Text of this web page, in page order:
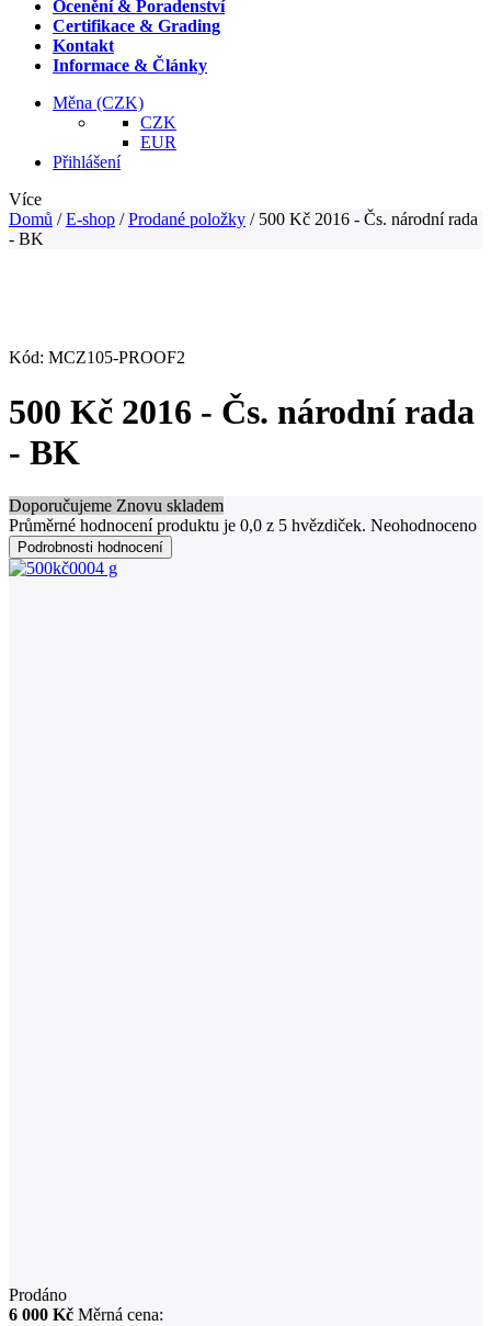
Ocenění & Poradenství
Certifikace & Grading
Kontakt
Informace & Články
Měna (CZK)
CZK
EUR
Přihlášení
Více
Domů / E-shop / Prodané položky / 500 Kč 2016 - Čs. národní rada
- BK
500 Kč 2016 - Čs. národní rada
- BK
Kód: MCZ105-PROOF2
Doporučujeme Znovu skladem
Průměrné hodnocení produktu je 0,0 z 5 hvězdiček. Neohodnoceno
Podrobnosti hodnocení
6 000 Kč Měrná cena:
Prodáno